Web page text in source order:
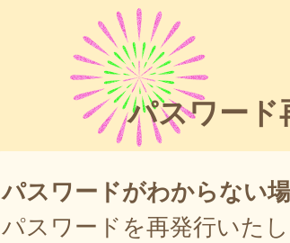
パスワード
パスワードがわからない
パスワードを再発行いた